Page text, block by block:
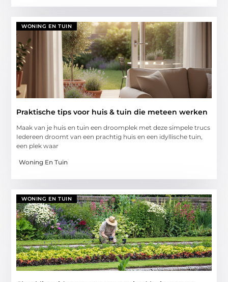
WONING EN TUIN
Praktische tips voor huis & tuin die meteen werken
Maak van je huis en tuin een droomplek met deze simpele trucs
Iedereen droomt van een prachtig huis en een idyllische tuin,
een plek waar
Woning En Tuin
WONING EN TUIN